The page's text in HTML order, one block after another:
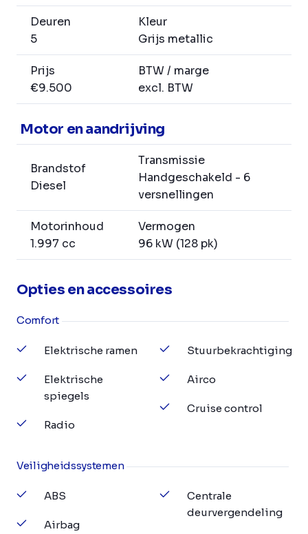
Deuren
5
Kleur
Grijs metallic
Prijs
€9.500
BTW / marge
excl. BTW
Motor en aandrijving
Brandstof
Diesel
Transmissie
Handgeschakeld - 6
versnellingen
Motorinhoud
1.997 cc
Vermogen
96 kW (128 pk)
Opties en accessoires
Comfort
Elektrische ramen
Elektrische
spiegels
Radio
Stuurbekrachtiging
Airco
Cruise control
Veiligheidssystemen
ABS
Airbag
Centrale
deurvergendeling